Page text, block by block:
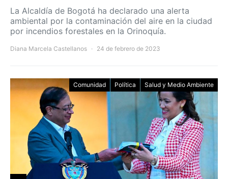
La Alcaldía de Bogotá ha declarado una alerta
ambiental por la contaminación del aire en la ciudad
por incendios forestales en la Orinoquía.
Diana Marcela Castellanos 24 de febrero de 2023
Comunidad Política Salud y Medio Ambiente